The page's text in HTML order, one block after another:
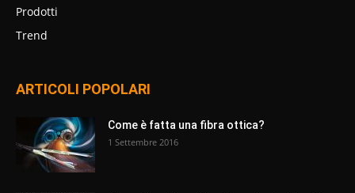
Prodotti
Trend
ARTICOLI POPOLARI
Come è fatta una fibra ottica?
1 Settembre 2016